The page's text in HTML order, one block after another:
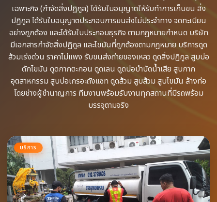
เฉพาะกิจ​ (กำจัดสิ่งปฏิกูล)​ ได้รับใบอนุญาตให้รับทำการเก็บขน​ สิ่ง
ปฏิกูล ได้รับใบอนุญาตประกอบการขนส่งไม่ประจำทาง จดทะเบียน
อย่างถูกต้อง​ และได้รับใบประกอบธุรกิจ​ ตามกฎหมายกำหนด บริษัท
มีเอกสารกำจัดสิ่งปฏิกูล​ และไขมันที่ถูกต้องตามกฎหมาย บริการดูด
ส้วมเร่งด่วน​ ราคาไม่แพง รับขนส่งถ่ายของเหลว​ ดูดสิ่งปฏิกูล​ สูบบ่อ
ดักไขมัน​ ดูดกากตะกอน​ ดูดเลน​ ดูดบ่อบำบัดน้ำเสีย​ สูบกาก
อุตสาหกรรม​ สูบบ่อเกรอะถังแซท​ ดูดส้วม​ สูบส้วม​ สูบไขมัน​ ล้างท่อ​
โดยช่างผู้ชำนาญการ​ ทีมงานพร้อม​รับงานทุกสถานที่​มีรถพร้อม
บรรจุ​ตามจริง
บริการ